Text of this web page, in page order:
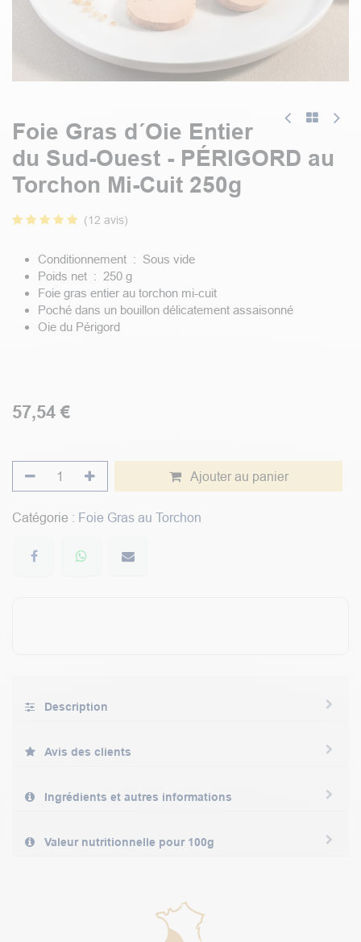
Foie Gras d´Oie Entier
du Sud-Ouest - PÉRIGORD au
Torchon Mi-Cuit 250g
(12 avis)
Conditionnement : Sous vide
Poids net : 250 g
Foie gras entier au torchon mi-cuit
Poché dans un bouillon délicatement assaisonné
Oie du Périgord
57,54€
Ajouter au panier
Catégorie : Foie Gras au Torchon
Description
Avis des clients
Ingrédients et autres informations
Valeur nutritionnelle pour 100g